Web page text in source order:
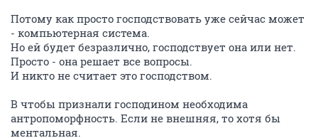
Потому как просто господствовать уже сейчас может
- компьютерная система.
Но ей будет безразлично, господствует она или нет.
Просто - она решает все вопросы.
И никто не считает это господством.
В чтобы признали господином необходима
антропоморфность. Если не внешняя, то хотя бы
ментальная.